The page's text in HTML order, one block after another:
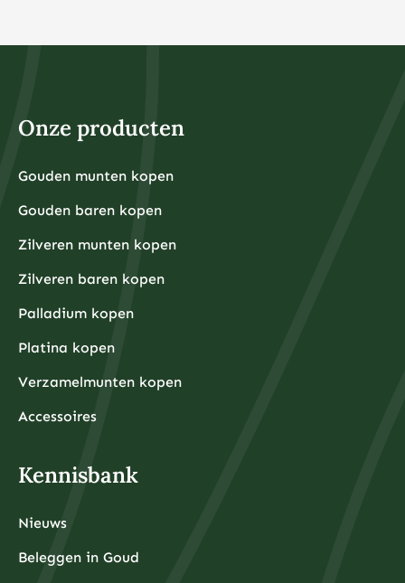
Onze producten
Gouden munten kopen
Gouden baren kopen
Zilveren munten kopen
Zilveren baren kopen
Palladium kopen
Platina kopen
Verzamelmunten kopen
Accessoires
Kennisbank
Nieuws
Beleggen in Goud